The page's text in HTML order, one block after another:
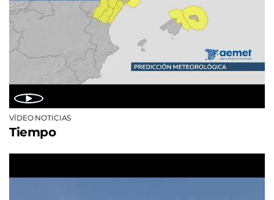
VÍDEO NOTICIAS
Tiempo